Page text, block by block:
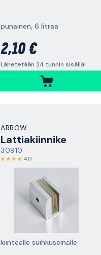
punainen, 6 litraa
2,10 €
Lähetetään 24 tunnin sisällä!
ARROW
Lattiakiinnike
30910
4,0
kiinteälle suihkuseinälle